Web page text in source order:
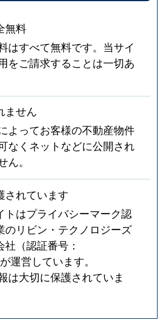
無料
はすべて無料です。当サイ
をご請求することは一切あ
ません
よってお客様の不動産物件
なくネットなどに公開され
。
されています
トはプライバシーマーク認
のリビン・テクノロジーズ
社（認証番号：
運営しています。
は大切に保護されていま